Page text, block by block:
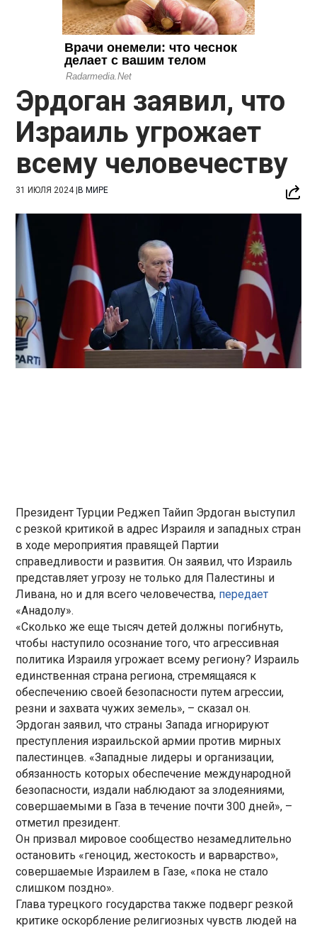
Эрдоган заявил, что
Израиль угрожает
всему человечеству
31 ИЮЛЯ 2024|В МИРЕ
Президент Турции Реджеп Тайип Эрдоган выступил
с резкой критикой в адрес Израиля и западных стран
в ходе мероприятия правящей Партии
справедливости и развития. Он заявил, что Израиль
представляет угрозу не только для Палестины и
Ливана, но и для всего человечества, передает
«Анадолу».
«Сколько же еще тысяч детей должны погибнуть,
чтобы наступило осознание того, что агрессивная
политика Израиля угрожает всему региону? Израиль
единственная страна региона, стремящаяся к
обеспечению своей безопасности путем агрессии,
резни и захвата чужих земель», – сказал он.
Эрдоган заявил, что страны Запада игнорируют
преступления израильской армии против мирных
палестинцев. «Западные лидеры и организации,
обязанность которых обеспечение международной
безопасности, издали наблюдают за злодеяниями,
совершаемыми в Газа в течение почти 300 дней», –
отметил президент.
Он призвал мировое сообщество незамедлительно
остановить «геноцид, жестокость и варварство»,
совершаемые Израилем в Газе, «пока не стало
слишком поздно».
Глава турецкого государства также подверг резкой
критике оскорбление религиозных чувств людей на